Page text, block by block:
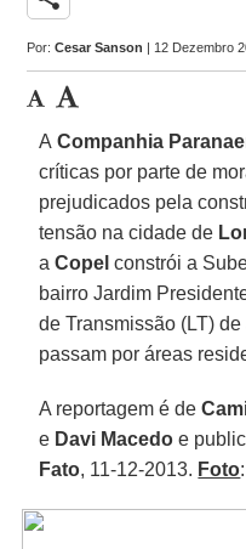
Por:Cesar Sanson | 12 Dezembro
A Companhia
críticas por parte de
prejudicados pela
tensão na cidade de
aCopel constrói a
bairro Jardim
de Transmissão (LT)
passam por áreas
A reportagem é de
e Davi Macedo e
Fato, 11-12-2013. Foto